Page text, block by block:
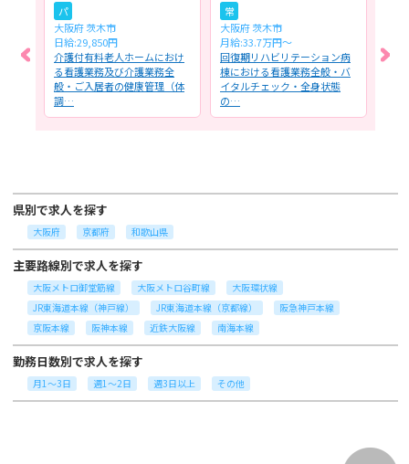
パ
大阪府 茨木市
日給:29,850円
介護付有料老人ホームにおけ
る看護業務及び介護業務全
般・ご入居者の健康管理（体
調…
常
大阪府 茨木市
月給:33.7万円～
回復期リハビリテーション病
棟における看護業務全般・バ
イタルチェック・全身状態
の…
デイ
県別で求人を探す
大阪府 京都府 和歌山県
主要路線別で求人を探す
大阪メトロ御堂筋線 大阪メトロ谷町線
大阪環状線
JR東海道本線（神戸線）
JR東海道本線（京都線）
阪急神戸本線
京阪本線
阪神本線 近鉄大阪線 南海本線
勤務日数別で求人を探す
月1～3日 週1～2日 週3日以上 その他